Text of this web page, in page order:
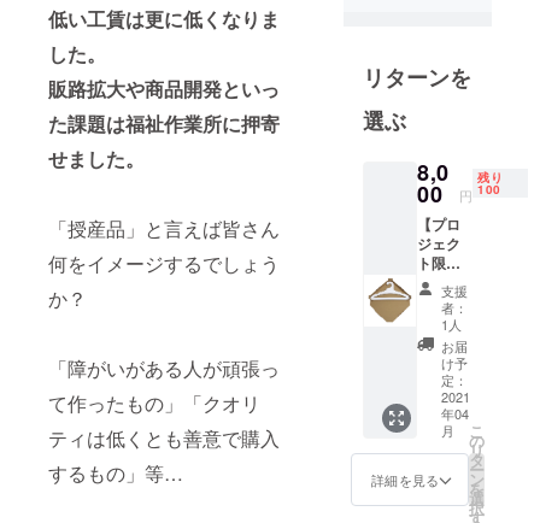
低い工賃は更に低くなりま
した。
販路拡大や商品開発といっ
た課題は福祉作業所に押寄
せました。
「授産品」と言えば皆さん
何をイメージするでしょう
か？
「障がいがある人が頑張っ
て作ったもの」「クオリ
ティは低くとも善意で購入
するもの」等…
リターンを
選ぶ
8,0
00 円
残り
100
【プロ
ジェク
ト限
定】 バ
ナナ
ペー
パーハ
ンガー2
本セッ
ト プロ
ジェク
ト名が
入った
限定版
です。
支援
者：
1人
お届
け予
定：
2021
年04
月
詳細を見る
こ
の
リ
タ
ー
ン
を
選
択
す